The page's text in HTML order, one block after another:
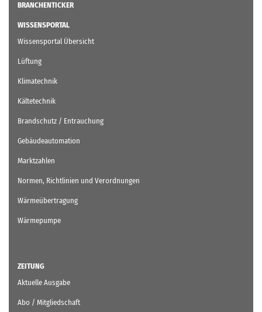
BRANCHENTICKER
WISSENSPORTAL
Wissensportal Übersicht
Lüftung
Klimatechnik
Kältetechnik
Brandschutz / Entrauchung
Gebäudeautomation
Marktzahlen
Normen, Richtlinien und Verordnungen
Wärmeübertragung
Wärmepumpe
ZEITUNG
Aktuelle Ausgabe
Abo / Mitgliedschaft